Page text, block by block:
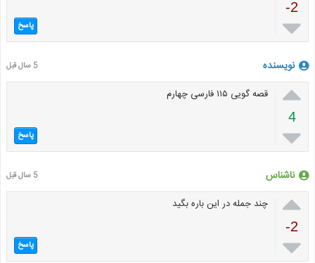
-2
 پاسخ
نویسنده 5 سال قبل

4

قصه گویی ۱۱۵ فارسی چهارم
پاسخ
ناشناس 5 سال قبل

-2

چند جمله در این باره بگید
پاسخ